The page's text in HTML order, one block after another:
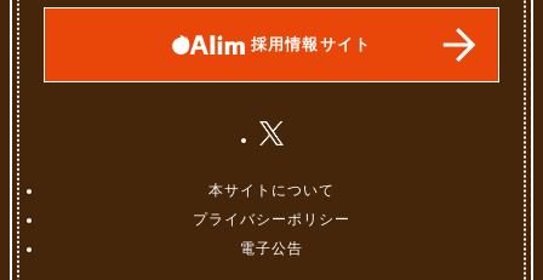
採用情報サイト
本サイトについて
プライバシーポリシー
電子公告